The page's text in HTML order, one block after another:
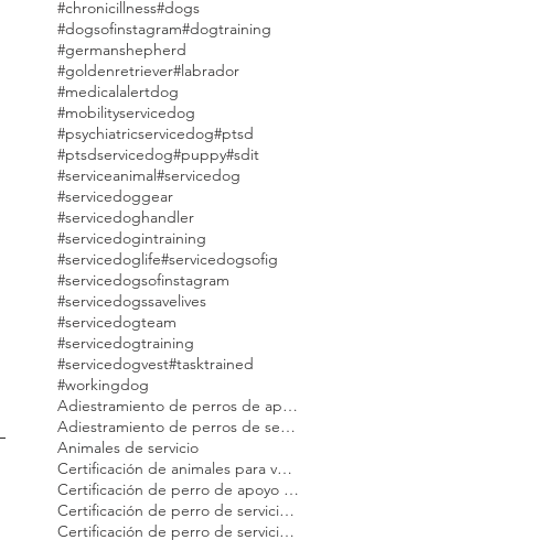
#chronicillness#dogs
#dogsofinstagram#dogtraining
#germanshepherd
#goldenretriever#labrador
#medicalalertdog
#mobilityservicedog
#psychiatricservicedog#ptsd
#ptsdservicedog#puppy#sdit
#serviceanimal#servicedog
#servicedoggear
#servicedoghandler
#servicedogintraining
#servicedoglife#servicedogsofig
#servicedogsofinstagram
#servicedogssavelives
#servicedogteam
#servicedogtraining
#servicedogvest#tasktrained
#workingdog
Adiestramiento de perros de apoyo emocional Modest Dog
Adiestramiento de perros de servicio Modest Dog
Animales de servicio
Certificación de animales para vuelo en avión Modest Dog
Certificación de perro de apoyo emocional
Certificación de perro de servicio Modest Dog
Certificación de perro de servicio en EE. UU. para adultos